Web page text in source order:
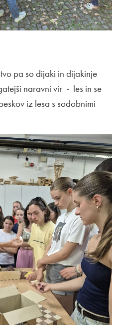
pa so dijaki in dijakinje
naravni vir - les in se
iz lesa s sodobnimi